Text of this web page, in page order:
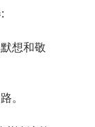
想和敬
。